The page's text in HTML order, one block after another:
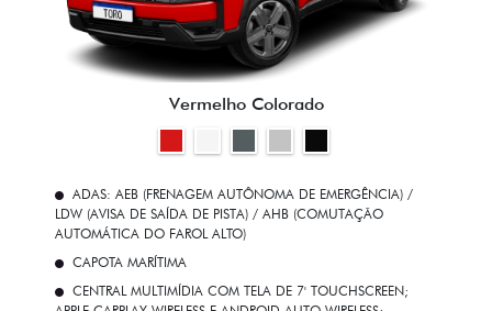
Vermelho Colorado
ADAS: AEB (FRENAGEM AUTÔNOMA DE EMERGÊNCIA) /
LDW (AVISA DE SAÍDA DE PISTA) / AHB (COMUTAÇÃO
AUTOMÁTICA DO FAROL ALTO)
CAPOTA MARÍTIMA
CENTRAL MULTIMÍDIA COM TELA DE 7' TOUCHSCREEN;